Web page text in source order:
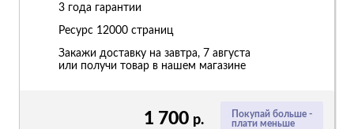
Покупай больше -
плати меньше
1 700 р.
3 года гарантии
Ресурс 12000 страниц
Закажи доставку на завтра, 7 августа
или получи товар в нашем магазине